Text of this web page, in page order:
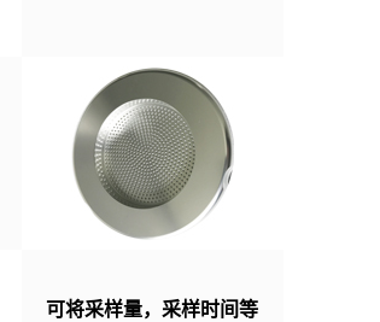
可将采样量， 采样时间等